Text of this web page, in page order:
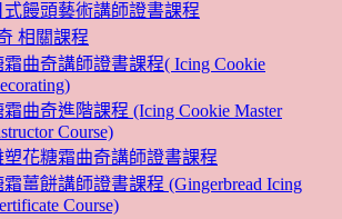
式饅頭藝術講師證書課程
相關課程
霜曲奇講師證書課程( Icing Cookie
霜曲奇進階課程 (Icing Cookie Master
Course)
塑花糖霜曲奇講師證書課程
霜薑餅講師證書課程 (Gingerbread Icing
Course)